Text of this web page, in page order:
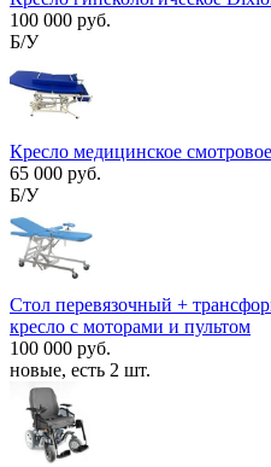
100 000 руб.
Б/У
Кресло медицинское
65 000 руб.
Б/У
Стол перевязочный +
кресло с моторами и пультом
100 000 руб.
новые, есть 2 шт.